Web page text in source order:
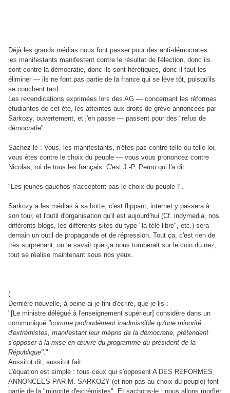
Déjà les grands médias nous font passer pour des anti-démocrates :
les manifestants manifestent contre le résultat de l'élection, donc ils
sont contre la démocratie, donc ils sont hérétiques, donc il faut les
éliminer — ils ne font pas partie de la france qui se lève tôt, puisqu'ils
se couchent tard.
Les revendications exprimées lors des AG — concernant les réformes
étudiantes de cet été, les atteintes aux droits de grève annoncées par
Sarkozy, ouvertement, et j'en passe — passent pour des "refus de
démocratie".
Sachez-le : Vous, les manifestants, n'êtes pas contre telle ou telle loi,
vous êtes contre le choix du peuple — vous vous prononcez contre
Nicolas, roi de tous les français. C'est J.-P. Perno qui l'a dit.
"Les jeunes gauchos n'acceptent pas le choix du peuple !".
Sarkozy a les médias à sa botte, c'est flippant, internet y passera à
son tour, et l'outil d'organisation qu'il est aujourd'hui (Cf. indymedia, nos
différents blogs, les différents sites du type "la télé libre", etc.) sera
demain un outil de propagande et de répression. Tout ça, c'est rien de
très surprenant, on le savait que ça nous tomberait sur le coin du nez,
tout se réalise maintenant sous nos yeux.
(
Dernière nouvelle, à peine ai-je fini d'écrire, que je lis :
"[Le ministre délégué à l'enseignement supérieur] considère dans un
communiqué "comme profondément inadmissible qu'une minorité
d'extrémistes, manifestant leur mépris de la démocratie, prétendent
s'opposer à la mise en œuvre du programme du président de la
République"."
Aussitot dit, aussitot fait.
L'équation est simple : tous ceux qui s'opposent A DES REFORMES
ANNONCEES PAR M. SARKOZY (et non pas au choix du peuple) font
partie de la "minorité d'extrémistes". Et sachons-le : nous allons morfler